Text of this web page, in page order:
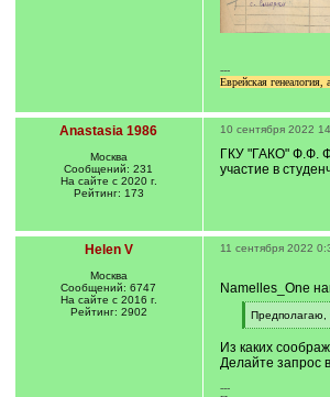
---
Еврейская генеалогия,
Anastasia 1986
Москва
Сообщений: 231
На сайте с 2020 г.
Рейтинг: 173
10 сентября 2022
ГКУ "ГАКО" Ф.Ф.
участие в
Helen V
Москва
Сообщений: 6747
На сайте с 2016 г.
Рейтинг: 2902
11 сентября 2022
Namelles_One
[
q
Предполагаю,
[
q
]
Из каких
Делайте запрос
---